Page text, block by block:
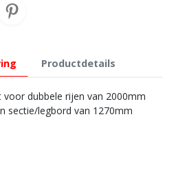
Productdetails
voor dubbele rijen van 2000mm
sectie/legbord van 1270mm